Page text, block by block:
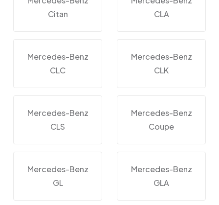
Citan
CLA
Mercedes-Benz
CLC
Mercedes-Benz
CLK
Mercedes-Benz
CLS
Mercedes-Benz
Coupe
Mercedes-Benz
GL
Mercedes-Benz
GLA